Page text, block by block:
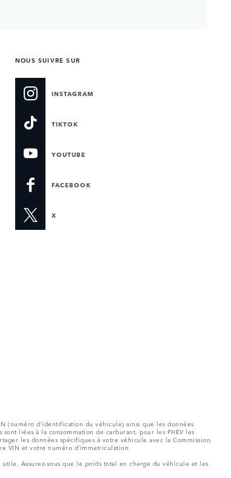
NOUS SUIVRE SUR
INSTAGRAM
TIKTOK
YOUTUBE
FACEBOOK
X
(numéro d’identification du véhicule) ainsi que les données
liées à la consommation de carburant, pour les PHEV les
les données spécifiques à votre véhicule avec la Commission.
VIN et votre numéro d’immatriculation.
Assurez-vous que le poids total en charge du véhicule et les